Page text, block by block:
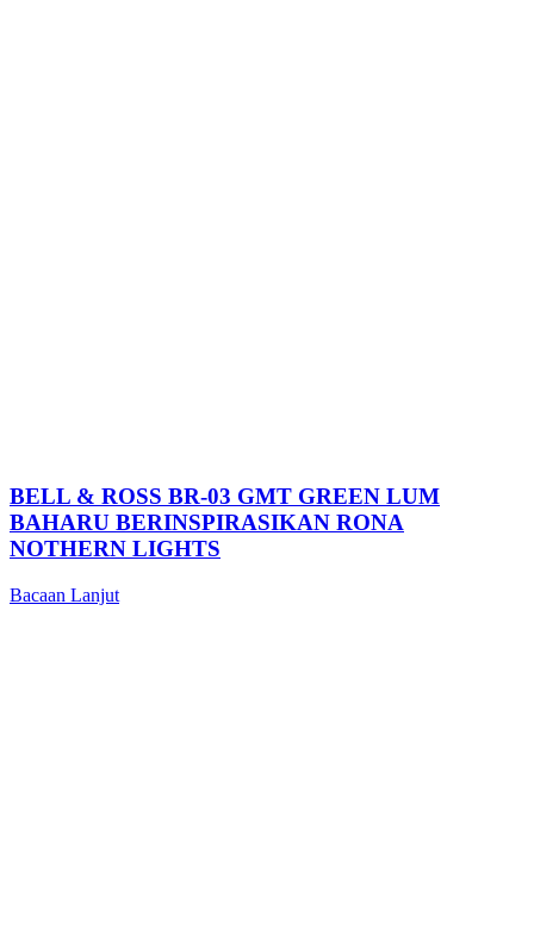
BELL & ROSS BR-03 GMT GREEN LUM
BAHARU BERINSPIRASIKAN RONA
NOTHERN LIGHTS
Bacaan Lanjut